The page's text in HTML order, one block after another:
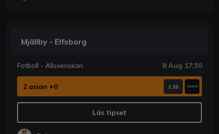
Mjällby - Elfsborg
Fotboll - Allsvenskan 8 Aug 17:30
2 asian +0 2.35
Läs tipset